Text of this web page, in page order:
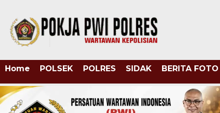
Home POLSEK POLRES SIDAK BERITA FOTO